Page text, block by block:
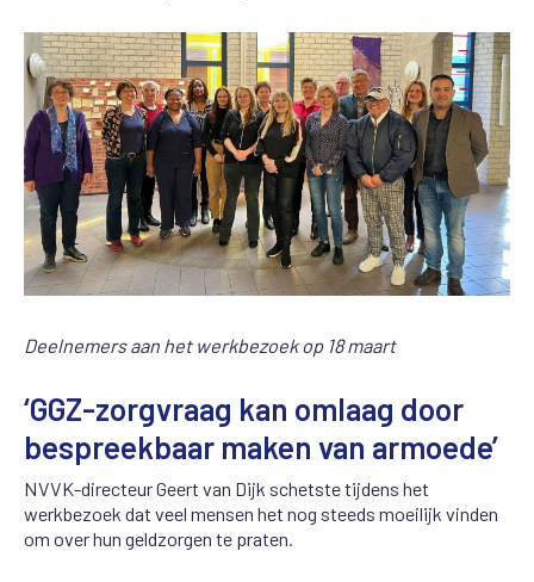
Deelnemers aan het werkbezoek op 18 maart
‘GGZ-zorgvraag kan omlaag door
bespreekbaar maken van armoede’
NVVK-directeur Geert van Dijk schetste tijdens het
werkbezoek dat veel mensen het nog steeds moeilijk vinden
om over hun geldzorgen te praten.